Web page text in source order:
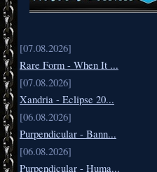
[07.08.2026]
Rare Form - When It ...
[07.08.2026]
Xandria - Eclipse 20...
[06.08.2026]
Purpendicular - Bann...
[06.08.2026]
Purpendicular - Huma...